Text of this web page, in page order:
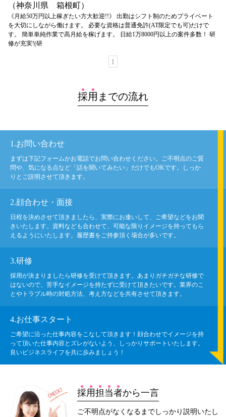
（神奈川県 箱根町）
《月給50万円以上稼ぎたい方大歓迎!!》 出勤はシフト制のためプライベート
を大切にしながら働けます。 必要な資格は普通免許(AT限定でも可)だけで
す。 簡単単純作業で高月給を稼げます。 日給1万8000円以上の案件多数！ 研
修が充実!(研
1
採用 までの流れ
1.お問い合わせ
まずは下記フォームかお電話でお問い合わせください。ご不明点のご質
問や、気になる点など「話を聞いてみたい」だけでもOKです。しっか
りとご説明させて頂きます。
2.顔合わせ・面接
日程を決めさせて頂きましたら、実際にお逢いして、ご希望などをお聞
きいたします。資料なども合わせて、可能な限りイメージを持ってもら
えるようにいたします。履歴書をご持参頂く場合が多いです。
3.研修
採用が決まりましたら研修を受けて頂きます。あまりガチガチな研修で
はないので、苦手なイメージを持たずに受けて頂きたいです。業界のこ
とやトラブル時の対処方法、考え方などを共有させて頂きます。
4.お仕事スタート
ご希望に沿った仕事内容をこなして頂きます！顔合わせでイメージを持
って頂いた仕事内容とズレがないよう、しっかりサポートいたします。
良いビジネスライフを共に歩みましょう！
採用担当者から一言
ご不明点がなくなるまでしっかり説明いたし